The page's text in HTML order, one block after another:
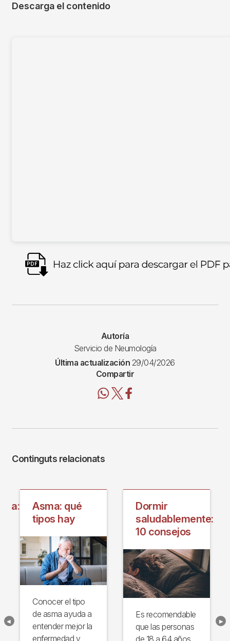
Descarga el contenido
Imagen
Autoría
Servicio de Neumología
Última actualización 29/04/2026
Compartir
Continguts relacionats
Asma: qué
tipos hay
Conocer el tipo
de asma ayuda a
entender mejor la
enfermedad y
Dormir
saludablemente:
10 consejos
Es recomendable
que las personas